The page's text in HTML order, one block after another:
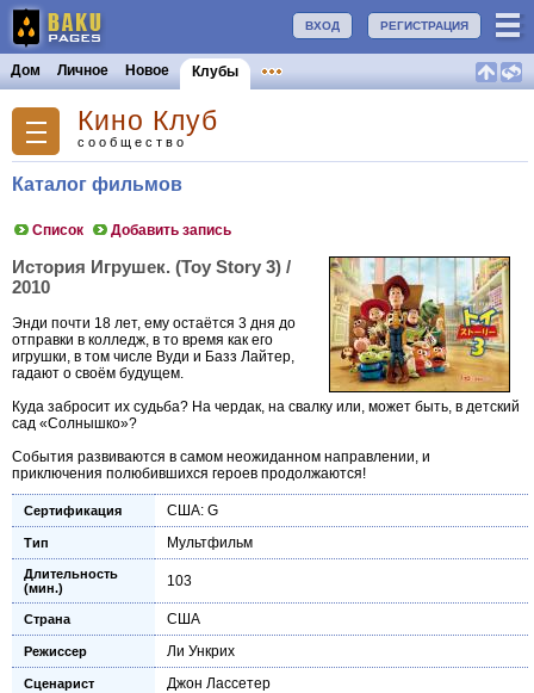
РЕГИСТРАЦИЯ
ВХОД
Дом Личное Новое Клубы
Кино Клуб
сообщество
Каталог фильмов
Список Добавить запись
История Игрушек. (Toy Story 3) /
2010
Энди почти 18 лет, ему остаётся 3 дня до
отправки в колледж, в то время как его
игрушки, в том числе Вуди и Базз Лайтер,
гадают о своём будущем.
Куда забросит их судьба? На чердак, на свалку или, может быть, в детский
сад «Солнышко»?
События развиваются в самом неожиданном направлении, и
приключения полюбившихся героев продолжаются!
Сертификация США: G
Тип Мультфильм
Длительность
(мин.)
103
Страна США
Режиссер Ли Ункрих
Сценарист Джон Лассетер